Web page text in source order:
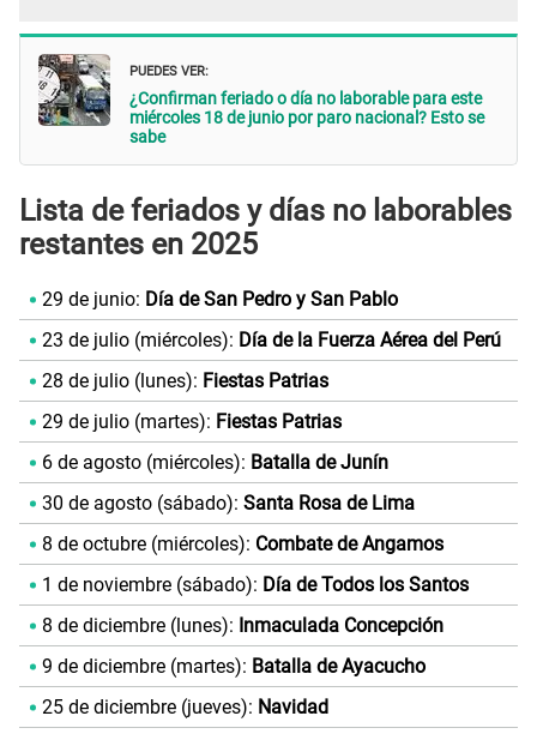
PUEDES VER:
¿Confirman feriado o día no laborable para este
miércoles 18 de junio por paro nacional? Esto se
sabe
Lista de feriados y días no laborables
restantes en 2025
29 de junio: Día de San Pedro y San Pablo
23 de julio (miércoles): Día de la Fuerza Aérea del Perú
28 de julio (lunes): Fiestas Patrias
29 de julio (martes): Fiestas Patrias
6 de agosto (miércoles): Batalla de Junín
30 de agosto (sábado): Santa Rosa de Lima
8 de octubre (miércoles): Combate de Angamos
1 de noviembre (sábado): Día de Todos los Santos
8 de diciembre (lunes): Inmaculada Concepción
9 de diciembre (martes): Batalla de Ayacucho
25 de diciembre (jueves): Navidad